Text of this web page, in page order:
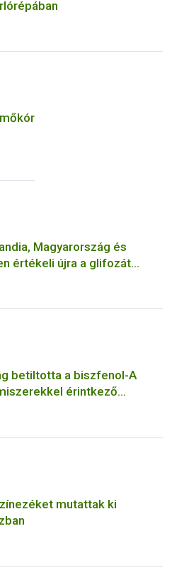
Magyarország és
értékeli újra a glifozát
betiltotta a biszfenol-A
érintkező
mutattak ki